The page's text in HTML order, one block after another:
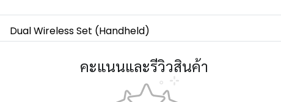
Dual Wireless Set (Handheld)
คะแนนและรีวิวสินค้า